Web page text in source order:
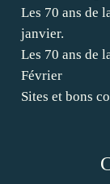
Les 70 ans de
janvier.
Les 70 ans de
Février
Sites et bons